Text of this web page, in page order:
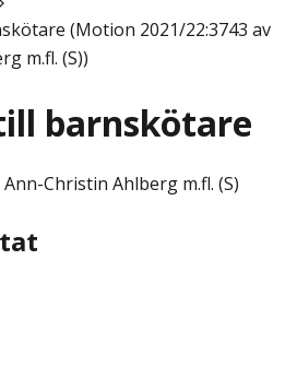
(Motion 2021/22:3743 av
m.fl. (S))
barnskötare
Ann-Christin Ahlberg m.fl. (S)